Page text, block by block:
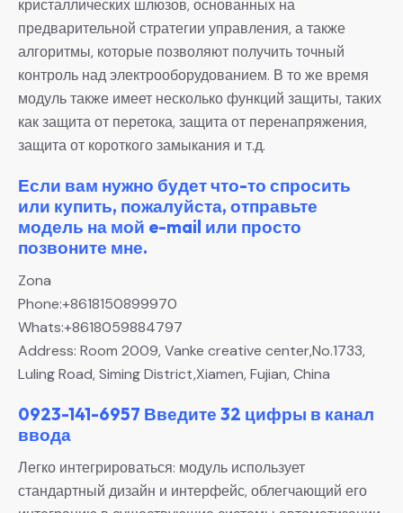
кристаллических шлюзов, основанных на
предварительной стратегии управления, а также
алгоритмы, которые позволяют получить точный
контроль над электрооборудованием. В то же время
модуль также имеет несколько функций защиты, таких
как защита от перетока, защита от перенапряжения,
защита от короткого замыкания и т.д.
Если вам нужно будет что-то спросить
или купить, пожалуйста, отправьте
модель на мой e-mail или просто
позвоните мне.
Zona
Phone:+8618150899970
Whats:+8618059884797
Address: Room 2009, Vanke creative center,No.1733,
Luling Road, Siming District,Xiamen, Fujian, China
0923-141-6957 Введите 32 цифры в канал
ввода
Легко интегрироваться: модуль использует
стандартный дизайн и интерфейс, облегчающий его